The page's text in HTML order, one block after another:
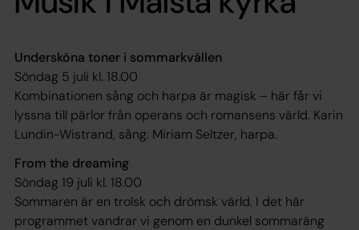
Undersköna toner i sommarkvällen
Söndag 5 juli kl. 18.00
Kombinationen sång och harpa är magisk – här får vi
lyssna till pärlor från operans och romansens värld. Karin
Lundin-Wistrand, sång. Miriam Seltzer, harpa.
From the dreaming
Söndag 19 juli kl. 18.00
Sommaren är en trolsk och drömsk värld. I det här
programmet vandrar vi genom en dunkel sommaräng